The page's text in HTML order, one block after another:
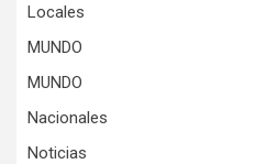
Locales
MUNDO
MUNDO
Nacionales
Noticias